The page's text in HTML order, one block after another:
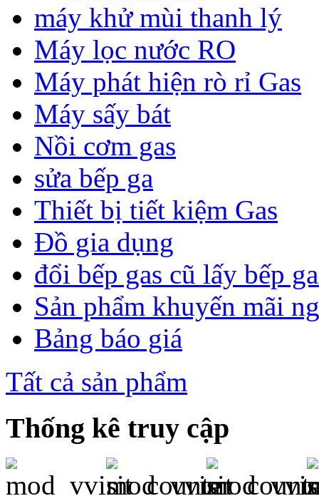
máy khử mùi thanh lý
Máy lọc nước RO
Máy phát hiện rò rỉ Gas
Máy sấy bát
Nồi cơm gas
sửa bếp ga
Thiết bị tiết kiệm Gas
Đồ gia dụng
đổi bếp gas cũ lấy bếp
Sản phẩm khuyến mãi
Bảng báo giá
Tất cả sản phẩm
Thống kê truy cập